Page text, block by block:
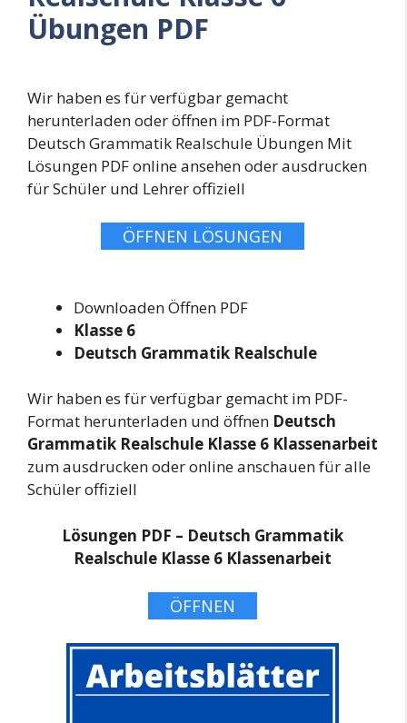
Übungen PDF
Wir haben es für verfügbar gemacht
herunterladen oder öffnen im PDF-Format
Deutsch Grammatik Realschule Übungen Mit
Lösungen PDF online ansehen oder ausdrucken
für Schüler und Lehrer offiziell
ÖFFNEN LÖSUNGEN
Downloaden Öffnen PDF
Klasse 6
Deutsch Grammatik Realschule
Wir haben es für verfügbar gemacht im PDF-
Format herunterladen und öffnen Deutsch
Grammatik Realschule Klasse 6 Klassenarbeit
zum ausdrucken oder online anschauen für alle
Schüler offiziell
Lösungen PDF – Deutsch Grammatik
Realschule Klasse 6 Klassenarbeit
ÖFFNEN